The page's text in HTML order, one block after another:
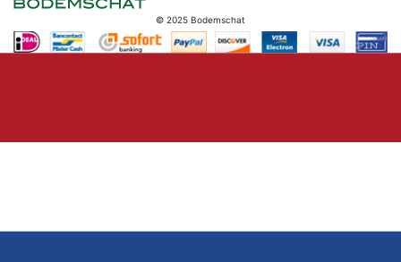
© 2025 Bodemschat